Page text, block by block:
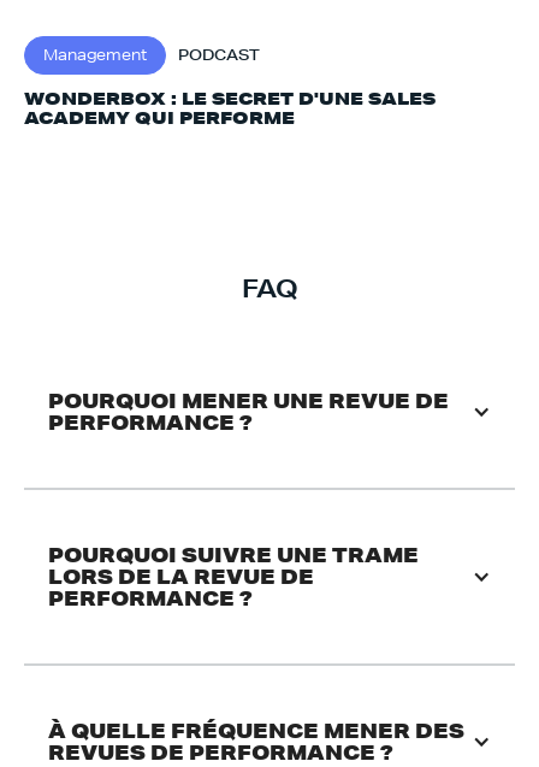
Management PODCAST
WONDERBOX : LE SECRET D'UNE SALES
ACADEMY QUI PERFORME
FAQ
POURQUOI MENER UNE REVUE DE
PERFORMANCE ?
POURQUOI SUIVRE UNE TRAME
LORS DE LA REVUE DE
PERFORMANCE ?
À QUELLE FRÉQUENCE MENER DES
REVUES DE PERFORMANCE ?